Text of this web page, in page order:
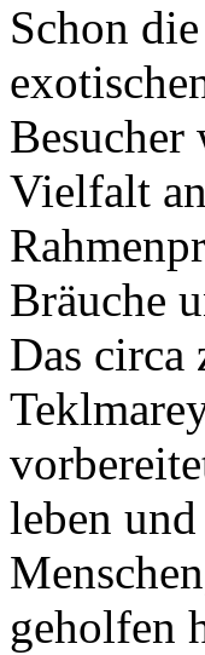
Schon
Besucher
Vielfalt
Bräuche
Das circa
leben
geholfen